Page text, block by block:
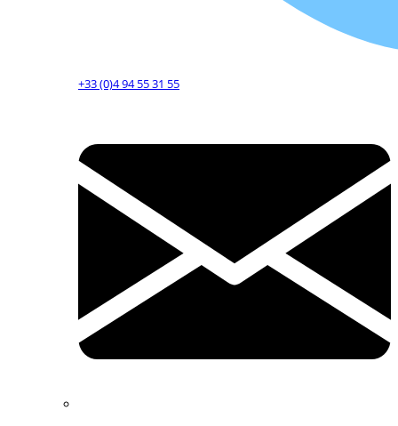
+33 (0)4 94 55 31 55